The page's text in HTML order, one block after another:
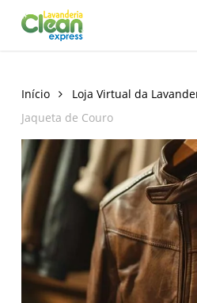
Início
Loja Virtual da
Jaqueta de Couro